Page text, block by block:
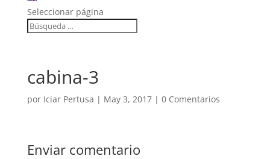
Seleccionar página
cabina-3
por Iciar Pertusa | May 3, 2017| 0 Comentarios
Enviar comentario